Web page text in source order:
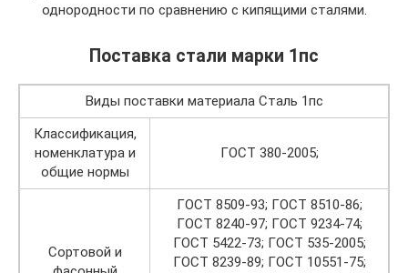
однородности по сравнению с кипящими сталями.
Поставка стали марки 1пс
Виды поставки материала Сталь 1пс
Классификация,
номенклатура и
общие нормы
ГОСТ 380-2005;
Сортовой и
ГОСТ 8509-93; ГОСТ 8510-86;
ГОСТ 8240-97; ГОСТ 9234-74;
ГОСТ 5422-73; ГОСТ 535-2005;
ГОСТ 8239-89; ГОСТ 10551-75;